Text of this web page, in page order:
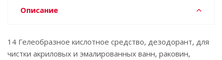
Описание
14 Гелеобразное кислотное средство, дезодорант, для
чистки акриловых и эмалированных ванн, раковин,